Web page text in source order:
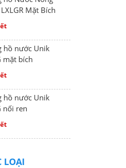
Mặt Bích
hồ nước Unik
mặt bích
hồ nước Unik
nối ren
LOẠI